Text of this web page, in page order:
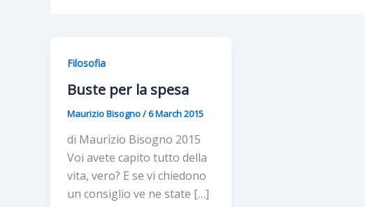
Filosofia
Buste per la spesa
Maurizio Bisogno/6 March 2015
di Maurizio Bisogno 2015
Voi avete capito tutto della
vita, vero? E se vi chiedono
un consiglio ve ne state […]